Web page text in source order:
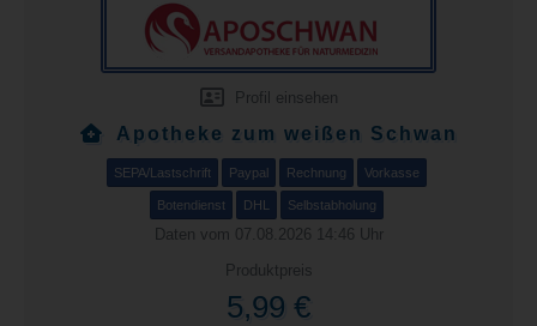
Profil einsehen
Apotheke zum weißen Schwan
SEPA/Lastschrift Paypal Rechnung Vorkasse
Botendienst DHL Selbstabholung
Daten vom 07.08.2026 14:46 Uhr
Produktpreis
5,99 €